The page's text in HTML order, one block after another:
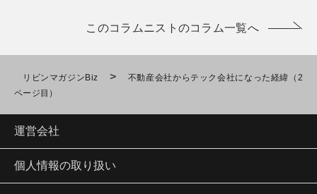
このコラムニストのコラム一覧へ
リビンマガジンBiz >
不動産会社からテック会社になった経緯（2
ページ目）
運営会社
個人情報の取り扱い